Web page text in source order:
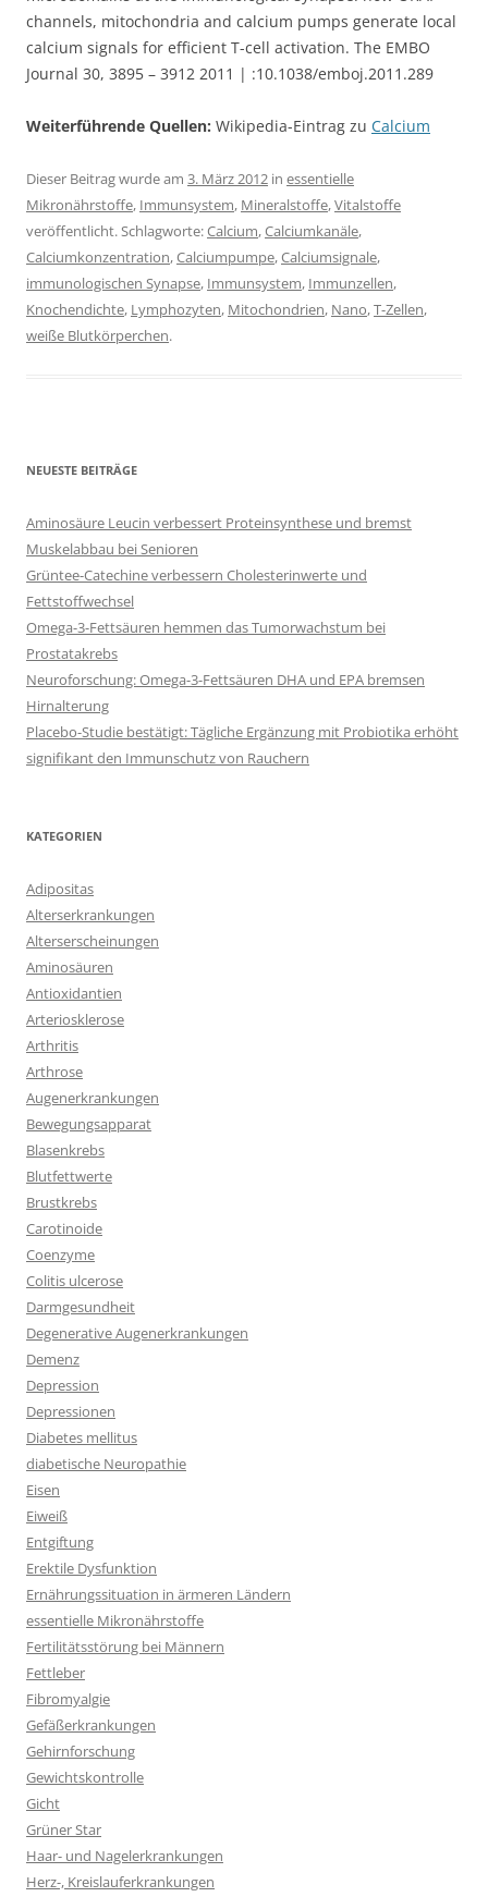
channels, mitochondria and calcium pumps generate local
calcium signals for efficient T-cell activation. The EMBO
Journal 30, 3895 – 3912 2011 | :10.1038/emboj.2011.289
Weiterführende Quellen: Wikipedia-Eintrag zu Calcium
Dieser Beitrag wurde am 3. März 2012 in essentielle
Mikronährstoffe, Immunsystem, Mineralstoffe,Vitalstoffe
veröffentlicht. Schlagworte:Calcium,Calciumkanäle,
Calciumkonzentration,Calciumpumpe,Calciumsignale,
immunologischen Synapse, Immunsystem, Immunzellen,
Knochendichte, Lymphozyten, Mitochondrien, Nano,T-Zellen,
weiße Blutkörperchen.
NEUESTE BEITRÄGE
Aminosäure Leucin verbessert Proteinsynthese und bremst
Muskelabbau bei Senioren
Grüntee-Catechine verbessern Cholesterinwerte und
Fettstoffwechsel
Omega-3-Fettsäuren hemmen das Tumorwachstum bei
Prostatakrebs
Neuroforschung: Omega-3-Fettsäuren DHA und EPA bremsen
Hirnalterung
Placebo-Studie bestätigt: Tägliche Ergänzung mit Probiotika erhöht
signifikant den Immunschutz von Rauchern
KATEGORIEN
Adipositas
Alterserkrankungen
Alterserscheinungen
Aminosäuren
Antioxidantien
Arteriosklerose
Arthritis
Arthrose
Augenerkrankungen
Bewegungsapparat
Blasenkrebs
Blutfettwerte
Brustkrebs
Carotinoide
Coenzyme
Colitis ulcerose
Darmgesundheit
Degenerative Augenerkrankungen
Demenz
Depression
Depressionen
Diabetes mellitus
diabetische Neuropathie
Eisen
Eiweiß
Entgiftung
Erektile Dysfunktion
Ernährungssituation in ärmeren Ländern
essentielle Mikronährstoffe
Fertilitätsstörung bei Männern
Fettleber
Fibromyalgie
Gefäßerkrankungen
Gehirnforschung
Gewichtskontrolle
Gicht
Grüner Star
Haar- und Nagelerkrankungen
Herz-, Kreislauferkrankungen